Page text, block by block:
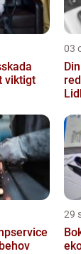
viktigt
03
29